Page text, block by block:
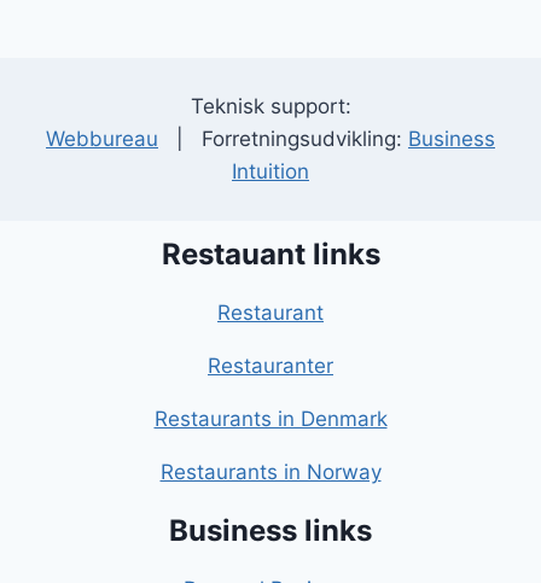
Teknisk support:
Webbureau | Forretningsudvikling: Business
Intuition
Restauant links
Restaurant
Restauranter
Restaurants in Denmark
Restaurants in Norway
Business links